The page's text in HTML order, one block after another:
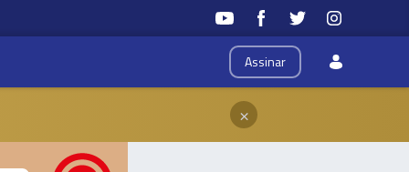
Assinar
×